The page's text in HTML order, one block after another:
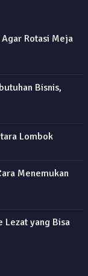
Agar Rotasi Meja
Bisnis,
Lombok
Menemukan
Lezat yang Bisa